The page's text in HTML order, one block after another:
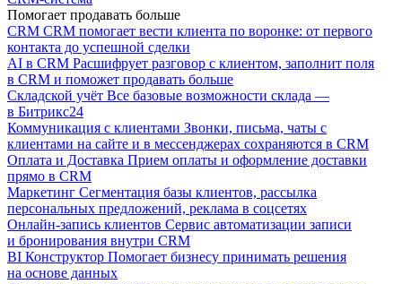
Помогает продавать больше
CRM CRM помогает вести клиента по воронке: от первого
контакта до успешной сделки
AI в CRM Расшифрует разговор с клиентом, заполнит поля
в CRM и поможет продавать больше
Складской учёт Все базовые возможности склада —
в Битрикс24
Коммуникация с клиентами Звонки, письма, чаты с
клиентами на сайте и в мессенджерах сохраняются в CRM
Оплата и Доставка Прием оплаты и оформление доставки
прямо в CRM
Маркетинг Сегментация базы клиентов, рассылка
персональных предложений, реклама в соцсетях
Онлайн-запись клиентов Сервис автоматизации записи
и бронирования внутри CRM
BI Конструктор Помогает бизнесу принимать решения
на основе данных